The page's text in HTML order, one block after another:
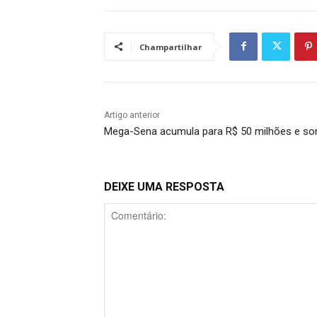
Champartilhar
Artigo anterior
Mega-Sena acumula para R$ 50 milhões e
DEIXE UMA RESPOSTA